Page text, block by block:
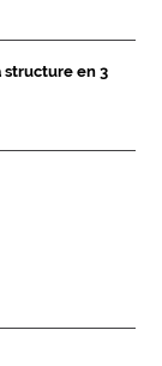
structure en 3